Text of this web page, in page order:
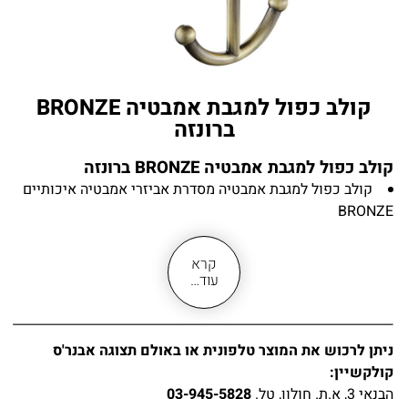
קולב כפול למגבת אמבטיה BRONZE
ברונזה
קולב כפול למגבת אמבטיה BRONZE ברונזה
קולב כפול למגבת אמבטיה מסדרת אביזרי אמבטיה איכותיים
BRONZE
לתלייה על קיר חדר אמבטיה, שירותים או מקלחת
מתאים לתליה על כל סוגי הקירות
מתלה מגבת בעל רוטזה עגולה (חלק הנמצד לקיר)
עמיד לאורך שנים רבות בתנאי לחות ומים
מראה אלגנטי ויוקרתי
משדרג מראה חדר אמבטיה, מקלחת או חדר שירות
מיועד לתלית מגבות פנים או מגבות ידיים
קרא
עוד…
ניתן לרכוש את המוצר טלפונית או באולם תצוגה אבנר'ס
קולקשיין:
הבנאי 3, א.ת. חולון, טל.
03-945-5828